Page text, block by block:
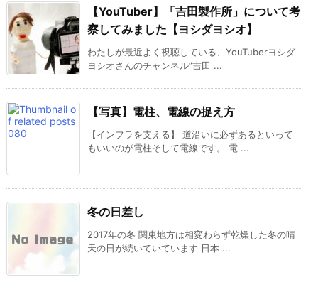
【YouTuber】「吉田製作所」について考
察してみました【ヨシダヨシオ】
わたしが最近よく視聴している、YouTuberヨシダ
ヨシオさんのチャンネル”吉田 ...
【写真】電柱、電線の捉え方
【インフラを支える】 道沿いに必ずあるといって
もいいのが電柱そして電線です。 電 ...
冬の日差し
2017年の冬 関東地方は相変わらず乾燥した冬の晴
天の日が続いていています 日本 ...